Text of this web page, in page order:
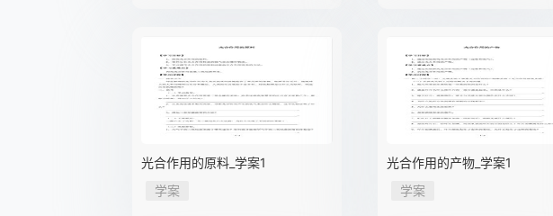
光合作用的原料_学案1
学案
光合作用的产物_学案1
学案